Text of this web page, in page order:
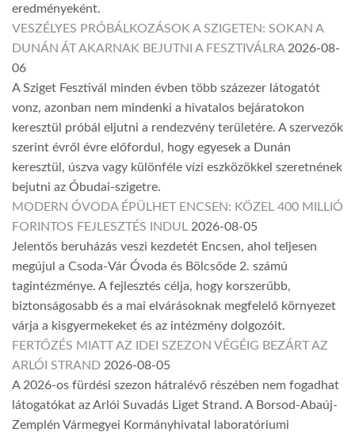
eredményeként.
VESZÉLYES PRÓBÁLKOZÁSOK A SZIGETEN: SOKAN A
DUNÁN ÁT AKARNAK BEJUTNI A FESZTIVÁLRA 2026-08-
06
A Sziget Fesztivál minden évben több százezer látogatót
vonz, azonban nem mindenki a hivatalos bejáratokon
keresztül próbál eljutni a rendezvény területére. A szervezők
szerint évről évre előfordul, hogy egyesek a Dunán
keresztül, úszva vagy különféle vízi eszközökkel szeretnének
bejutni az Óbudai-szigetre.
MODERN ÓVODA ÉPÜLHET ENCSEN: KÖZEL 400 MILLIÓ
FORINTOS FEJLESZTÉS INDUL 2026-08-05
Jelentős beruházás veszi kezdetét Encsen, ahol teljesen
megújul a Csoda-Vár Óvoda és Bölcsőde 2. számú
tagintézménye. A fejlesztés célja, hogy korszerűbb,
biztonságosabb és a mai elvárásoknak megfelelő környezet
várja a kisgyermekeket és az intézmény dolgozóit.
FERTŐZÉS MIATT AZ IDEI SZEZON VÉGÉIG BEZÁRT AZ
ARLÓI STRAND 2026-08-05
A 2026-os fürdési szezon hátralévő részében nem fogadhat
látogatókat az Arlói Suvadás Liget Strand. A Borsod-Abaúj-
Zemplén Vármegyei Kormányhivatal laboratóriumi